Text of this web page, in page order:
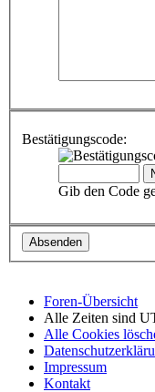
Bestätigungscode:
Gib den Code
Foren-Übersicht
Alle Zeiten sind
Alle Cookies
Impressum
Kontakt